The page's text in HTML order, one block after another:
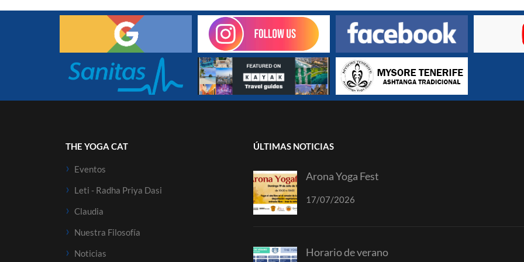
THE YOGA CAT
Eventos
Leti - Radha Priya Dasi
Claudia
Nuestra Filosofía
Noticias
ÚLTIMAS NOTICIAS
Arona Yoga Fest
17/07/2026
Horario de verano